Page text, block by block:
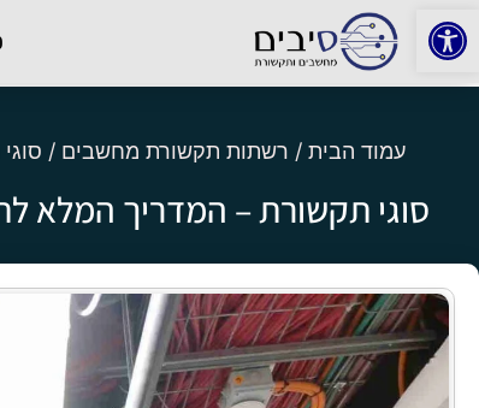
פתח סרגל נגישות
עמוד הבית / רשתות תקשורת מחשבים /
סוגי תקשורת – המדריך המלא